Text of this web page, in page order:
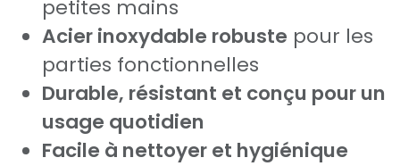
petites mains
Acier inoxydable robuste pour les
parties fonctionnelles
Durable, résistant et conçu pour un
usage quotidien
Facile à nettoyer et hygiénique